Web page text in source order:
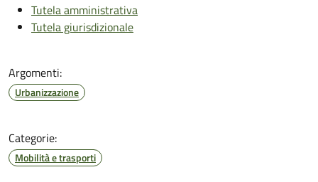
Tutela amministrativa
Tutela giurisdizionale
Argomenti:
Urbanizzazione
Categorie:
Mobilità e trasporti